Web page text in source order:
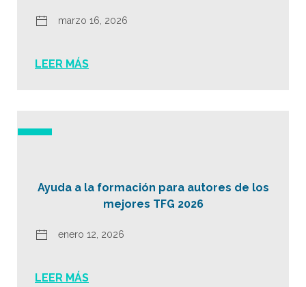
marzo 16, 2026
LEER MÁS
Ayuda a la formación para autores de los
mejores TFG 2026
enero 12, 2026
LEER MÁS